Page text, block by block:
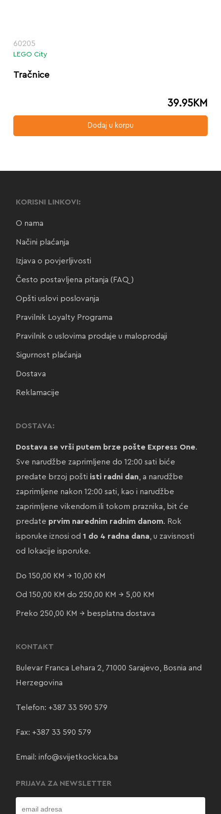
60205
LEGO City
Tračnice
39.95KM
Dodaj u korpu
KORISNI LINKOVI:
O nama
Načini plaćanja
Izjava o povjerljivosti
Često postavljena pitanja (FAQ)
Opšti uslovi poslovanja
Pravilnik Loyalty Programa
Pravilnik o uslovima prodaje u maloprodaji
Sigurnost plaćanja
Dostava
Reklamacije
DOSTAVA:
Dostava se vrši putem brze pošte Express One.
Sve narudžbe zaprimljene do 12:00 sati biće
predate brzoj pošti isti radni dan, a narudžbe
zaprimljene nakon 12:00 sati, kao i narudžbe
zaprimljene vikendom ili tokom praznika, bit će
predate prvim narednim radnim danom. Rok
isporuke iznosi od 1 do 4 radna dana, u zavisnosti
od lokacije isporuke.
Do 150,00 KM → 10,00 KM
Od 150,00 KM do 250,00 KM → 5,00 KM
Preko 250,00 KM → besplatna dostava
KONTAKT
Bulevar Franca Lehara 2, 71000 Sarajevo, Bosnia and
Herzegovina
Telefon: +387 33 590 579
Fax: +387 33 590 579
Email: info@svijetkockica.ba
PRIJAVA ZA NEWSLETTER